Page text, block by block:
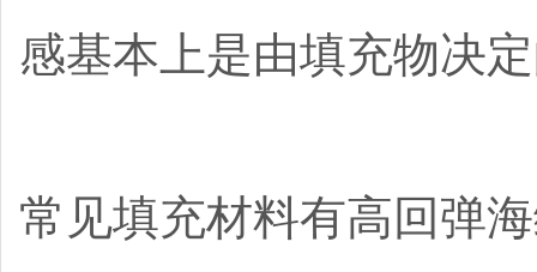
感基本上是由填充物决
常见填充材料有高回弹